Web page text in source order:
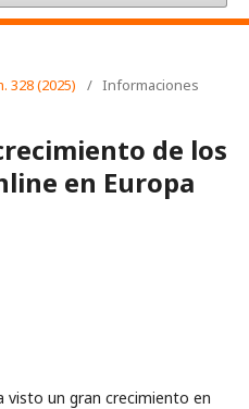
328 (2025) / Informaciones
de los
en Europa
visto un gran crecimiento en